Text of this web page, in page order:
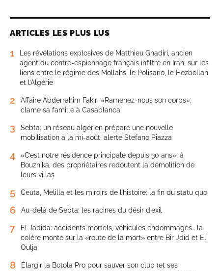
ARTICLES LES PLUS LUS
1
Les révélations explosives de Matthieu Ghadiri, ancien
agent du contre-espionnage français infiltré en Iran, sur les
liens entre le régime des Mollahs, le Polisario, le Hezbollah
et l’Algérie
2
Affaire Abderrahim Fakir: «Ramenez-nous son corps»,
clame sa famille à Casablanca
3
Sebta: un réseau algérien prépare une nouvelle
mobilisation à la mi-août, alerte Stefano Piazza
4
«C’est notre résidence principale depuis 30 ans»: à
Bouznika, des propriétaires redoutent la démolition de
leurs villas
5 Ceuta, Melilla et les miroirs de l’histoire: la fin du statu quo
6 Au-delà de Sebta: les racines du désir d’exil
7
El Jadida: accidents mortels, véhicules endommagés… la
colère monte sur la «route de la mort» entre Bir Jdid et El
Oulja
8
Élargir la Botola Pro pour sauver son club (et ses